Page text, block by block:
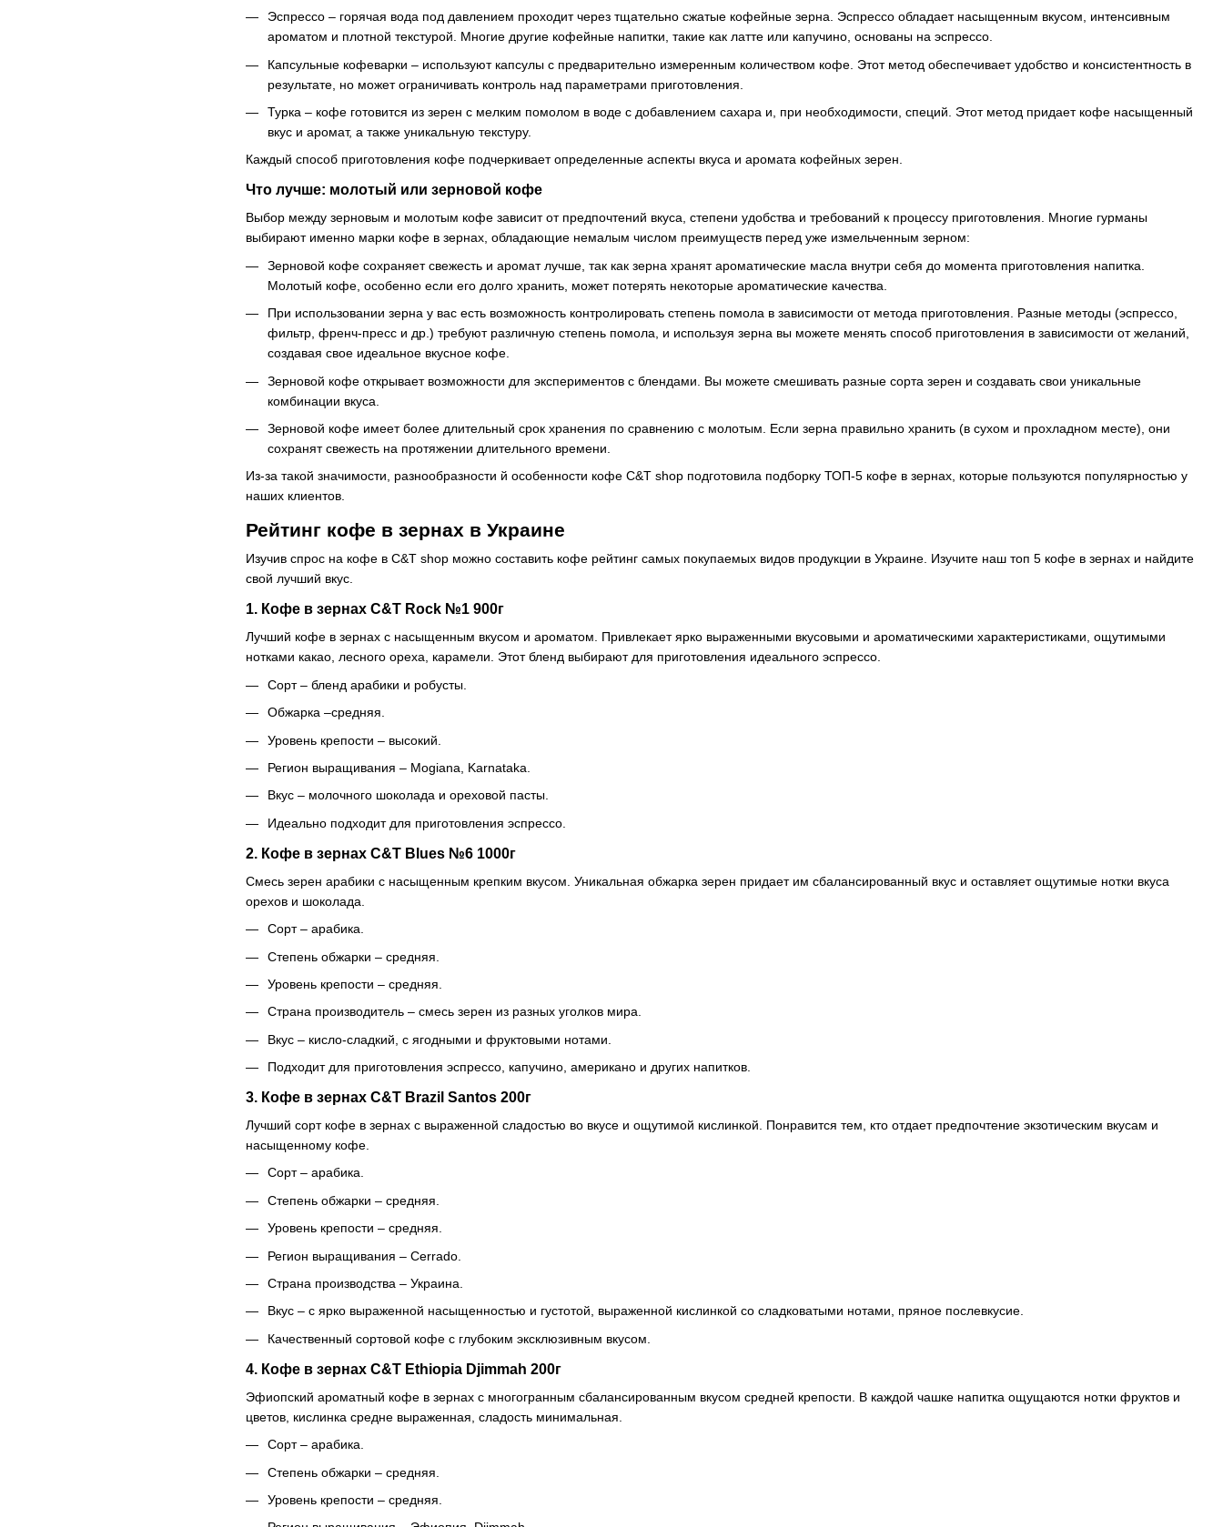
Эспрессо – горячая вода под давлением проходит через тщательно сжатые кофейные зерна. Эспрессо обладает насыщенным вкусом, интенсивным
ароматом и плотной текстурой. Многие другие кофейные напитки, такие как латте или капучино, основаны на эспрессо.
Капсульные кофеварки – используют капсулы с предварительно измеренным количеством кофе. Этот метод обеспечивает удобство и консистентность в
результате, но может ограничивать контроль над параметрами приготовления.
Турка – кофе готовится из зерен с мелким помолом в воде с добавлением сахара и, при необходимости, специй. Этот метод придает кофе насыщенный
вкус и аромат, а также уникальную текстуру.
Каждый способ приготовления кофе подчеркивает определенные аспекты вкуса и аромата кофейных зерен.
Что лучше: молотый или зерновой кофе
Выбор между зерновым и молотым кофе зависит от предпочтений вкуса, степени удобства и требований к процессу приготовления. Многие гурманы
выбирают именно марки кофе в зернах, обладающие немалым числом преимуществ перед уже измельченным зерном:
Зерновой кофе сохраняет свежесть и аромат лучше, так как зерна хранят ароматические масла внутри себя до момента приготовления напитка.
Молотый кофе, особенно если его долго хранить, может потерять некоторые ароматические качества.
При использовании зерна у вас есть возможность контролировать степень помола в зависимости от метода приготовления. Разные методы (эспрессо,
фильтр, френч-пресс и др.) требуют различную степень помола, и используя зерна вы можете менять способ приготовления в зависимости от желаний,
создавая свое идеальное вкусное кофе.
Зерновой кофе открывает возможности для экспериментов с блендами. Вы можете смешивать разные сорта зерен и создавать свои уникальные
комбинации вкуса.
Зерновой кофе имеет более длительный срок хранения по сравнению с молотым. Если зерна правильно хранить (в сухом и прохладном месте), они
сохранят свежесть на протяжении длительного времени.
Из-за такой значимости, разнообразности й особенности кофе C&T shop подготовила подборку ТОП-5 кофе в зернах, которые пользуются популярностью у
наших клиентов.
Рейтинг кофе в зернах в Украине
Изучив спрос на кофе в C&T shop можно составить кофе рейтинг самых покупаемых видов продукции в Украине. Изучите наш топ 5 кофе в зернах и найдите
свой лучший вкус.
1. Кофе в зернах C&T Rock №1 900г
Лучший кофе в зернах с насыщенным вкусом и ароматом. Привлекает ярко выраженными вкусовыми и ароматическими характеристиками, ощутимыми
нотками какао, лесного ореха, карамели. Этот бленд выбирают для приготовления идеального эспрессо.
Сорт – бленд арабики и робусты.
Обжарка –средняя.
Уровень крепости – высокий.
Регион выращивания – Mogiana, Karnataka.
Вкус – молочного шоколада и ореховой пасты.
Идеально подходит для приготовления эспрессо.
2. Кофе в зернах C&T Blues №6 1000г
Смесь зерен арабики с насыщенным крепким вкусом. Уникальная обжарка зерен придает им сбалансированный вкус и оставляет ощутимые нотки вкуса
орехов и шоколада.
Сорт – арабика.
Степень обжарки – средняя.
Уровень крепости – средняя.
Страна производитель – смесь зерен из разных уголков мира.
Вкус – кисло-сладкий, с ягодными и фруктовыми нотами.
Подходит для приготовления эспрессо, капучино, американо и других напитков.
3. Кофе в зернах C&T Brazil Santos 200г
Лучший сорт кофе в зернах с выраженной сладостью во вкусе и ощутимой кислинкой. Понравится тем, кто отдает предпочтение экзотическим вкусам и
насыщенному кофе.
Сорт – арабика.
Степень обжарки – средняя.
Уровень крепости – средняя.
Регион выращивания – Cerrado.
Страна производства – Украина.
Вкус – с ярко выраженной насыщенностью и густотой, выраженной кислинкой со сладковатыми нотами, пряное послевкусие.
Качественный сортовой кофе с глубоким эксклюзивным вкусом.
4. Кофе в зернах C&T Ethiopia Djimmah 200г
Эфиопский ароматный кофе в зернах с многогранным сбалансированным вкусом средней крепости. В каждой чашке напитка ощущаются нотки фруктов и
цветов, кислинка средне выраженная, сладость минимальная.
Сорт – арабика.
Степень обжарки – средняя.
Уровень крепости – средняя.